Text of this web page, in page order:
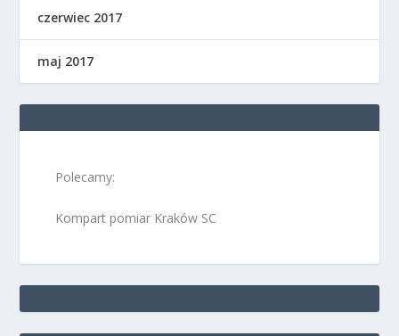
czerwiec 2017
maj 2017
Polecamy:
Kompart pomiar Kraków SC